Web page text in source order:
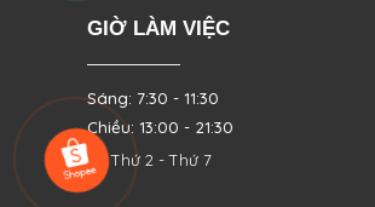
GIỜ LÀM VIỆC
Sáng: 7:30 - 11:30
Chiều: 13:00 - 21:30
Từ Thứ 2 - Thứ 7